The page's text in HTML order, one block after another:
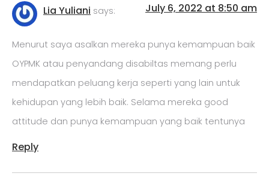
Lia Yuliani says: July 6, 2022 at 8:50 am
Menurut saya asalkan mereka punya kemampuan baik
OYPMK atau penyandang disabiltas memang perlu
mendapatkan peluang kerja seperti yang lain untuk
kehidupan yang lebih baik. Selama mereka good
attitude dan punya kemampuan yang baik tentunya
Reply